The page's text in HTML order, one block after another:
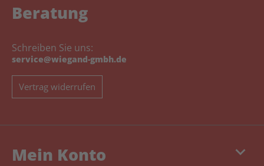
Beratung
Schreiben Sie uns:
service@wiegand-gmbh.de
Vertrag widerrufen
keyboard_arrow_down
Mein Konto